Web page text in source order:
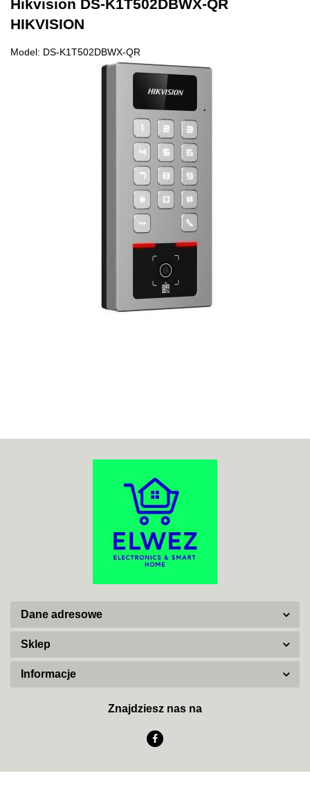
Hikvision DS-K1T502DBWX-QR
HIKVISION
Model: DS-K1T502DBWX-QR
ACO
ADATA
AJAX SYSTEMS
Dane adresowe
Sklep
Informacje
Znajdziesz nas na